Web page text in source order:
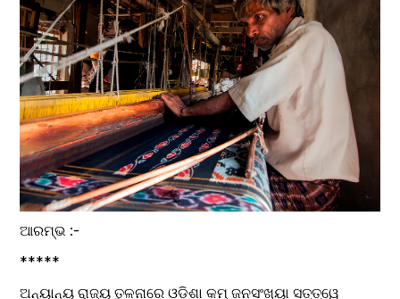
ଆରମ୍ଭ :-
*****
ଅନ୍ୟାନ୍ୟ ରାଜ୍ୟ ତୁଳନାରେ ଓଡିଶା କମ୍ ଜନସଂଖ୍ୟା ସତ୍ତ୍ୱେ